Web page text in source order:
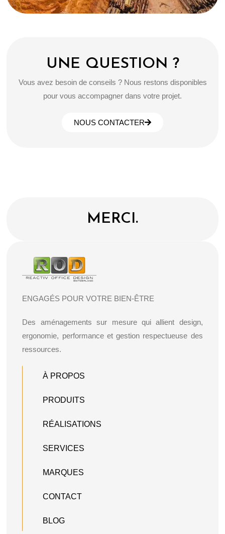
UNE QUESTION ?
Vous avez besoin de conseils ? Nous restons disponibles
pour vous accompagner dans votre projet.
NOUS CONTACTER
MERCI.
ENGAGÉS POUR VOTRE BIEN-ÊTRE
Des aménagements sur mesure qui allient design,
ergonomie, performance et gestion respectueuse des
ressources.
À PROPOS
PRODUITS
RÉALISATIONS
SERVICES
MARQUES
CONTACT
BLOG